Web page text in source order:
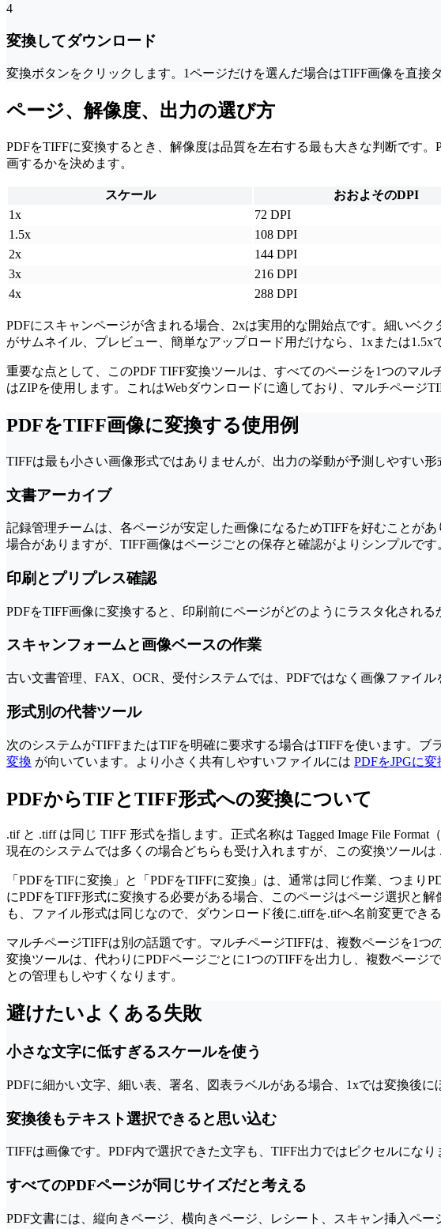
4
変換してダウンロード
変換ボタンをクリックします。1ページだけを選んだ場合はTIFF画像を直
ページ、解像度、出力の選び方
PDFをTIFFに変換するとき、解像度は品質を左右する最も大きな判断です
画するかを決めます。
スケール おおよそのDPI
1x
72 DPI
1.5x
108 DPI
2x
144 DPI
3x
216 DPI
4x
288 DPI
PDFにスキャンページが含まれる場合、2xは実用的な開始点です。細いベ
がサムネイル、プレビュー、簡単なアップロード用だけなら、1xまたは1.5x
重要な点として、このPDF TIFF変換ツールは、すべてのページを1つのマ
はZIPを使用します。これはWebダウンロードに適しており、マルチページ
PDFをTIFF画像に変換する使用例
TIFFは最も小さい画像形式ではありませんが、出力の挙動が予測しやすい
文書アーカイブ
記録管理チームは、各ページが安定した画像になるためTIFFを好むことが
場合がありますが、TIFF画像はページごとの保存と確認がよりシンプルです
印刷とプリプレス確認
PDFをTIFF画像に変換すると、印刷前にページがどのようにラスタ化され
スキャンフォームと画像ベースの作業
古い文書管理、FAX、OCR、受付システムでは、PDFではなく画像ファイ
形式別の代替ツール
次のシステムがTIFFまたはTIFを明確に要求する場合はTIFFを使います。
変換 が向いています。より小さく共有しやすいファイルには PDFをJPGに変
PDFからTIFとTIFF形式への変換について
.tif と .tiff は同じ TIFF 形式を指します。正式名称は Tagged Image File
現在のシステムでは多くの場合どちらも受け入れますが、この変換ツールは
「PDFをTIFに変換」と「PDFをTIFFに変換」は、通常は同じ作業、つま
にPDFをTIFF形式に変換する必要がある場合、このページはページ選択と
も、ファイル形式は同じなので、ダウンロード後に.tiffを.tifへ名前変更でき
マルチページTIFFは別の話題です。マルチページTIFFは、複数ページを1
変換ツールは、代わりにPDFページごとに1つのTIFFを出力し、複数ペー
との管理もしやすくなります。
避けたいよくある失敗
小さな文字に低すぎるスケールを使う
PDFに細かい文字、細い表、署名、図表ラベルがある場合、1xでは変換後
変換後もテキスト選択できると思い込む
TIFFは画像です。PDF内で選択できた文字も、TIFF出力ではピクセルにな
すべてのPDFページが同じサイズだと考える
PDF文書には、縦向きページ、横向きページ、レシート、スキャン挿入ペ